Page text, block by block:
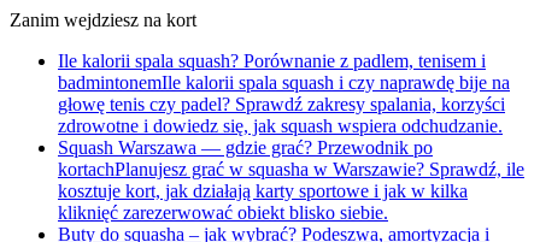
Zanim wejdziesz na kort
Ile kalorii spala squash? Porównanie z padlem, tenisem i
badmintonemIle kalorii spala squash i czy naprawdę bije na
głowę tenis czy padel? Sprawdź zakresy spalania, korzyści
zdrowotne i dowiedz się, jak squash wspiera odchudzanie.
Squash Warszawa — gdzie grać? Przewodnik po
kortachPlanujesz grać w squasha w Warszawie? Sprawdź, ile
kosztuje kort, jak działają karty sportowe i jak w kilka
kliknięć zarezerwować obiekt blisko siebie.
Buty do squasha – jak wybrać? Podeszwa, amortyzacja i